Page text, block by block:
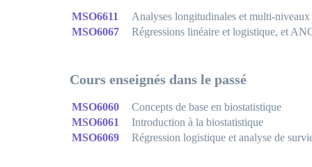
MSO6611
Analyses longitudinales et multi-niveaux
MSO6067
Régressions linéaire et logistique, et
Cours enseignés dans le passé
MSO6060
Concepts de base en biostatistique
MSO6061
Introduction à la biostatistique
MSO6069
Régression logistique et analyse de